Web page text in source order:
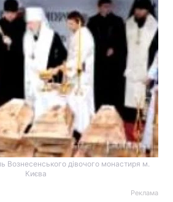
Вознесенського дівочого монастиря м.
Києва
Реклама